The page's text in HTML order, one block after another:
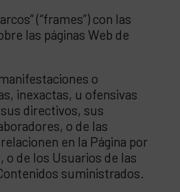
(“frames”) con las
las páginas Web de
o
inexactas, u ofensivas
sus directivos, sus
o de las
en la Página por
de los Usuarios de las
suministrados.